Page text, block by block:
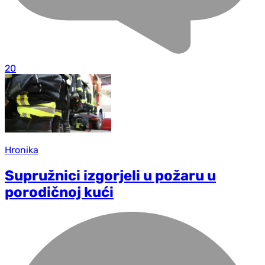
20
Hronika
Supružnici izgorjeli u požaru u
porodičnoj kući